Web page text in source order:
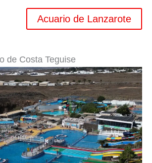
Acuario de Lanzarote
de Costa Teguise